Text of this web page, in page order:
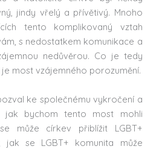
jindy vřelý a přívětivý. Mnoho
tento komplikovaný vztah
s nedostatkem komunikace a
nedůvěrou. Co je tedy
most vzájemného porozumění.
ke společnému vykročení a
jak bychom tento most mohli
může církev přiblížit LGBT+
jak se LGBT+ komunita může